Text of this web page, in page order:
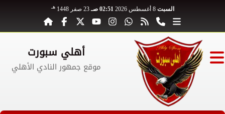
السبت 8 أغسطس 2026 02:51 صـ 23 صفر 1448 هـ
أهلي سبورت
موقع جمهور النادي الأهلي